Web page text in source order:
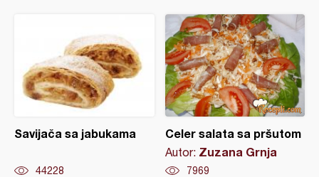
Savijača sa jabukama
44228
Celer salata sa pršutom
Autor: Zuzana Grnja
7969